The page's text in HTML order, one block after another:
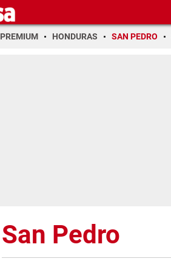
PREMIUM HONDURAS SAN PEDRO
San Pedro